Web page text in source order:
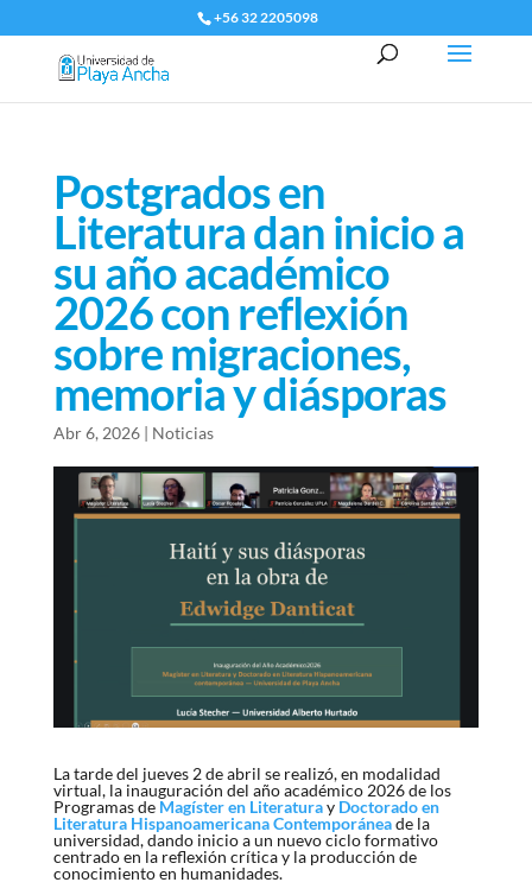
+56 32 2205098
Postgrados en
Literatura dan inicio a
su año académico
2026 con reflexión
sobre migraciones,
memoria y diásporas
Abr 6, 2026| Noticias
La tarde del jueves 2 de abril se realizó, en modalidad
virtual, la inauguración del año académico 2026 de los
Programas de Magíster en Literaturay Doctorado en
Literatura Hispanoamericana Contemporáneade la
universidad, dando inicio a un nuevo ciclo formativo
centrado en la reflexión crítica y la producción de
conocimiento en humanidades.